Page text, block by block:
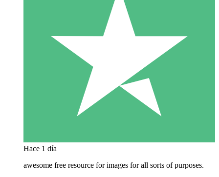
Hace 1 día
awesome free resource for images for all sorts of purposes.